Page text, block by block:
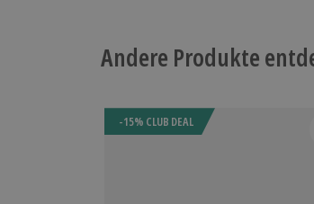
Andere Produkte
-15% CLUB DEAL